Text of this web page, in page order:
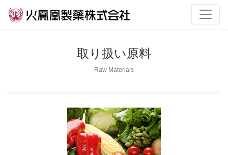
取り扱い原料
Raw Materials